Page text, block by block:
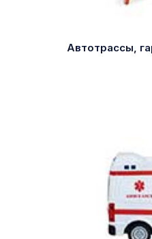
Автотрассы,